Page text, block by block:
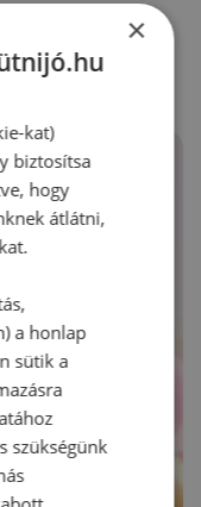
×
kat)
biztosítsa
hogy
átlátni,
a honlap
sütik a
szükségünk